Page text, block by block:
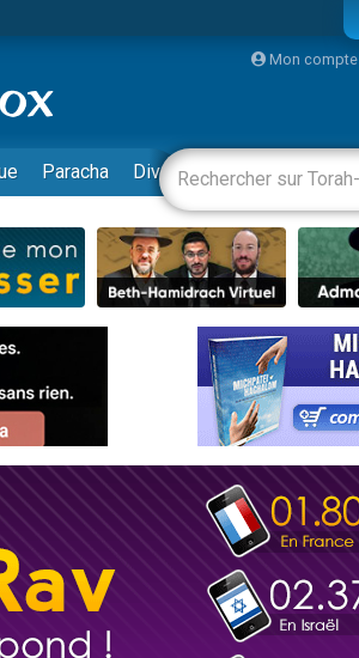
Pour les Enfants
appartement insalubre
Orphelins
Mon compte
Paracha Divertissements Livres